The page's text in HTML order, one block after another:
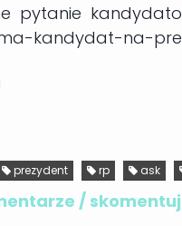
pytanie
kandydat-na-
prezydent rp ask
/ skomentuj